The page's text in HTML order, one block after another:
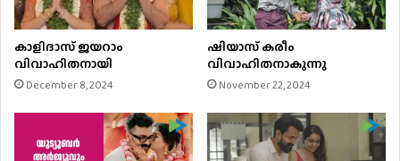
കാളിദാസ് ജയറാം
വിവാഹിതനായി
December 8, 2024
ഷിയാസ് കരീം
വിവാഹിതനാകുന്നു
November 22, 2024